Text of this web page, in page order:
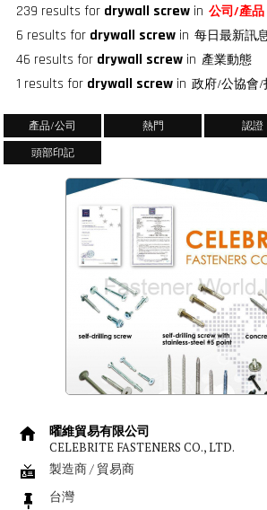
239 results for drywall screwin 公司/產品
6 results for drywall screwin 每日最新訊
46 results for drywall screwin 產業動態
1 results for drywall screwin 政府/公協會/
產品/公司 熱門 認證
頭部印記
曜維貿易有限公司
CELEBRITE FASTENERS CO., LTD.
製造商 / 貿易商
台灣